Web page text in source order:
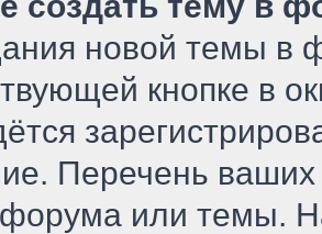
новой темы в
кнопке в
Перечень ваших
или темы.